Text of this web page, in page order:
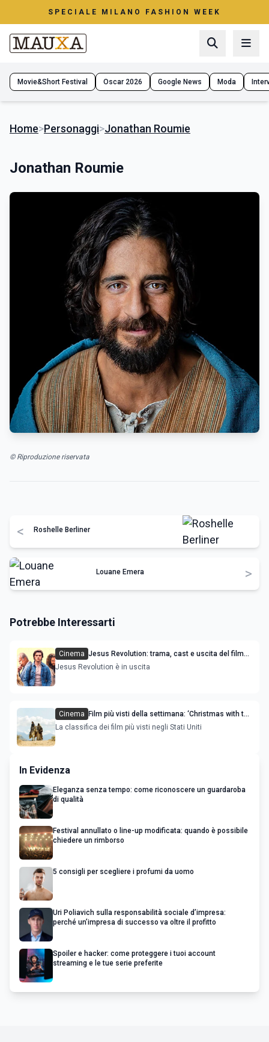
SPECIALE MILANO FASHION WEEK
Movie&Short Festival Oscar 2026 Google News Moda
Home>Personaggi>Jonathan Roumie
Jonathan Roumie
© Riproduzione riservata
< Roshelle Berliner
Louane Emera >
Potrebbe Interessarti
Cinema Jesus Revolution: trama, cast e uscita del film
con Joel Courtney
Jesus Revolution è in uscita
Cinema
Film più visti della settimana: ‘Christmas with the
Chosen: The Messengers’ è la novità
La classifica dei film più visti negli Stati Uniti
In Evidenza
Eleganza senza tempo: come riconoscere un guardaroba
di qualità
Festival annullato o line-up modificata: quando è possibile
chiedere un rimborso
5 consigli per scegliere i profumi da uomo
Uri Poliavich sulla responsabilità sociale d’impresa:
perché un’impresa di successo va oltre il profitto
Spoiler e hacker: come proteggere i tuoi account
streaming e le tue serie preferite